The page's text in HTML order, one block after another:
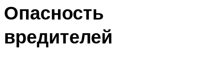
Опасность
вредителей